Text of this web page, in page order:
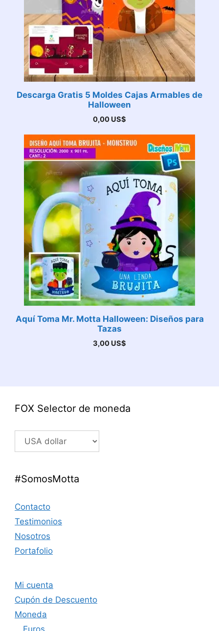
Descarga Gratis 5 Moldes Cajas Armables de
Halloween
0,00 US$
Aquí Toma Mr. Motta Halloween: Diseños para
Tazas
3,00 US$
FOX Selector de moneda
#SomosMotta
Contacto
Testimonios
Nosotros
Portafolio
Mi cuenta
Cupón de Descuento
Moneda
Euros